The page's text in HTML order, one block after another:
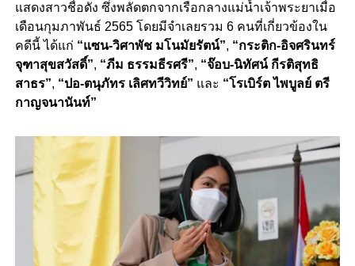
แสดงสาวชื่อดัง ซึ่งพลัดตกจากเรือกลางแม่น้ำเจ้าพระยาเมื่อ
เดือนกุมภาพันธ์ 2565 โดยมีจำเลยรวม 6 คนที่เกี่ยวข้องใน
คดีนี้ ได้แก่ “แซน-วิศาพัช มโนมัยรัตน์”, “กระติก-อิจศรินทร์
จุฑาสุขสวัสดิ์”, “ภีม ธรรมธีรศรี”, “จ๊อบ-นิทัศน์ กีรติสุทธิ
สาธร”, “ปอ-ตนุภัทร เลิศทวีวิทย์” และ “โรเบิร์ต ไพบูลย์ ตรี
กาญจนานันท์”